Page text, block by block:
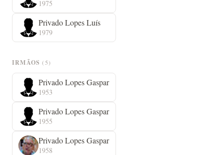
1975
Privado Lopes Luís
1979
IRMÃOS(5)
Privado Lopes Gaspar
1953
Privado Lopes Gaspar
1955
Privado Lopes Gaspar
1958